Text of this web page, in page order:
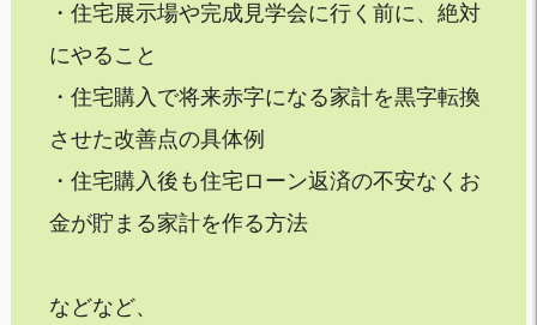
・住宅展示場や完成見学会に行く前に、絶対
にやること
・住宅購入で将来赤字になる家計を黒字転換
させた改善点の具体例
・住宅購入後も住宅ローン返済の不安なくお
金が貯まる家計を作る方法
などなど、